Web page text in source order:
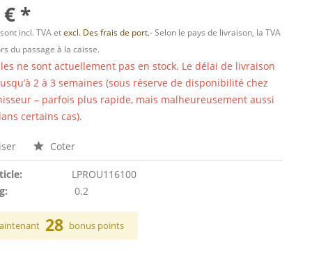
€ *
incl. TVA etexcl. Des frais de port.- Selon le pays de livraison, la TVA
du passage à la caisse.
ne sont actuellement pas en stock. Le délai de livraison
2 à 3 semaines (sous réserve de disponibilité chez
– parfois plus rapide, mais malheureusement aussi
certains cas).
Coter
LPROU116100
0.2
28 bonus points